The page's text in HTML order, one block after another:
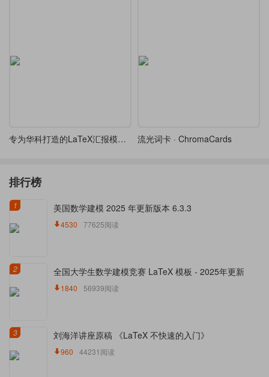
专为华科打造的LaTeX汇报模板，开题/答辩通用 流光词卡 · ChromaCards
排行榜
1 美国数学建模 2025 年更新版本 6.3.3
4530 77625阅读
2 全国大学生数学建模竞赛 LaTeX 模板 - 2025年更新
1840 56939阅读
3 刘海洋讲座原稿 《LaTeX 不快速的入门》
960 44231阅读